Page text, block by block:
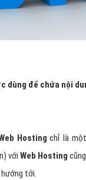
dùng để chứa nội
Hosting chỉ là
vớiWeb Hosting
tới.